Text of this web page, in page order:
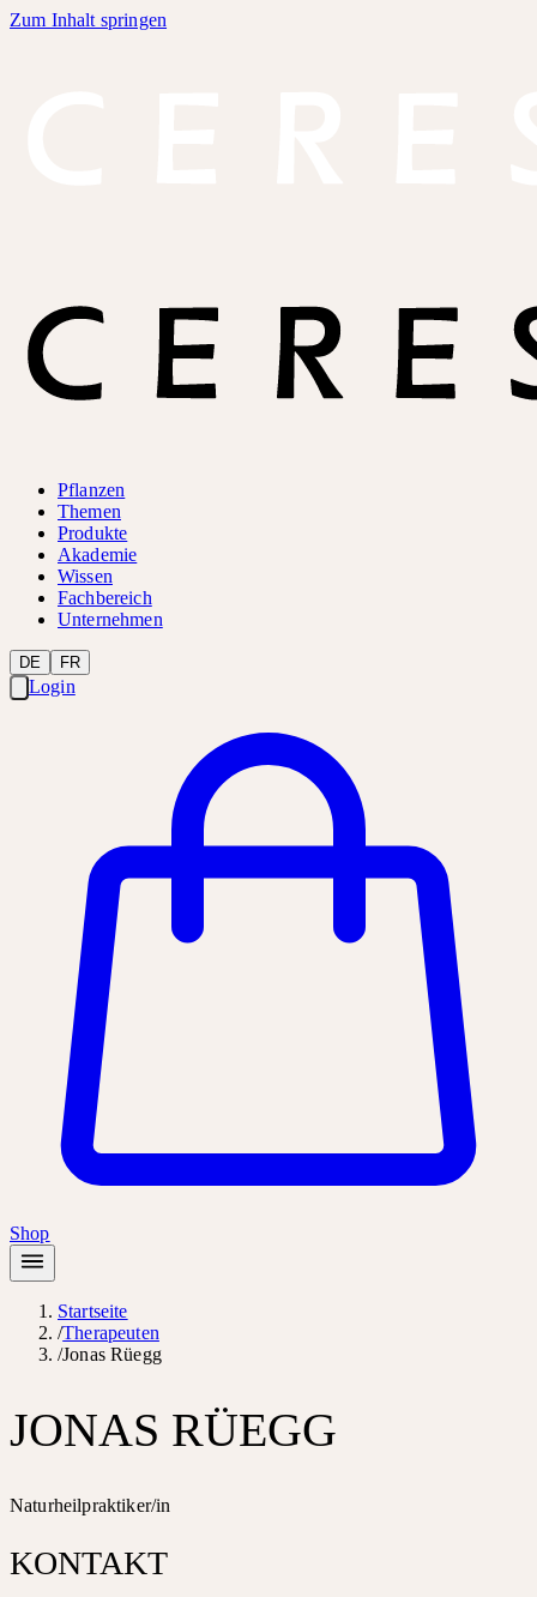
Zum Inhalt springen
Pflanzen
Themen
Produkte
Akademie
Wissen
Fachbereich
Unternehmen
DE FR
Login
Shop
Startseite
/Therapeuten
/Jonas Rüegg
JONAS RÜEGG
Naturheilpraktiker/in
KONTAKT